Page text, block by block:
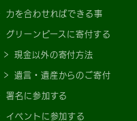
力を合わせればできる事
グリーンピースに寄付する
現金以外の寄付方法
遺言・遺産からのご寄付
署名に参加する
イベントに参加する